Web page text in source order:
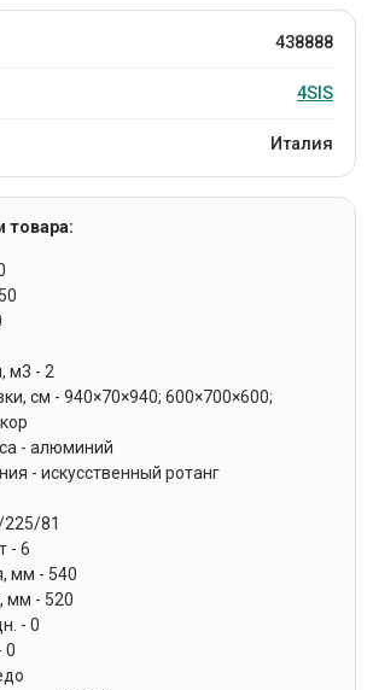
438888
4SIS
Италия
товара:
м3 - 2
см - 940×70×940; 600×700×600;
- алюминий
- искусственный ротанг
81
- 6
мм - 540
мм - 520
- 0
0